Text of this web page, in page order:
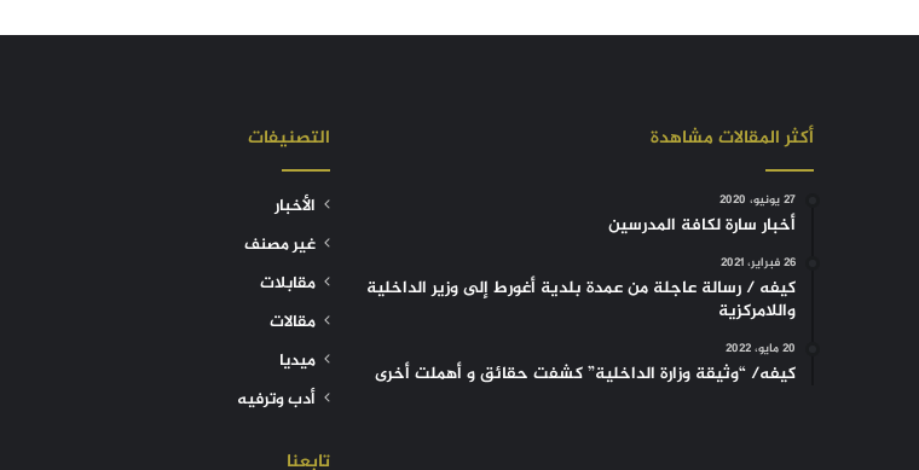
أكثر المقالات مشاهدة
27 يونيو، 2020
أخبار سارة لكافة المدرسين
26 فبراير، 2021
كيفه / رسالة عاجلة من عمدة بلدية أغورط إلى وزير الداخلية
واللامركزية
20 مايو، 2022
كيفه/ “وثيقة وزارة الداخلية” كشفت حقائق و أهملت أخرى
التصنيفات
الأخبار
غير مصنف
مقابلات
مقالات
ميديا
أدب وترفيه
تابعنا